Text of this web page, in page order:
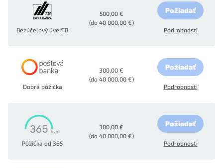
Bezúčelový úverTB
500,00 €
(do 40 000,00 €)
Požiadať
Podrobnosti
Dobrá pôžička
300,00 €
(do 40 000,00 €)
Požiadať
Podrobnosti
Pôžička od 365
300,00 €
(do 40 000,00 €)
Požiadať
Podrobnosti